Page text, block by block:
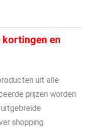
en
uit alle
prijzen worden
shopping